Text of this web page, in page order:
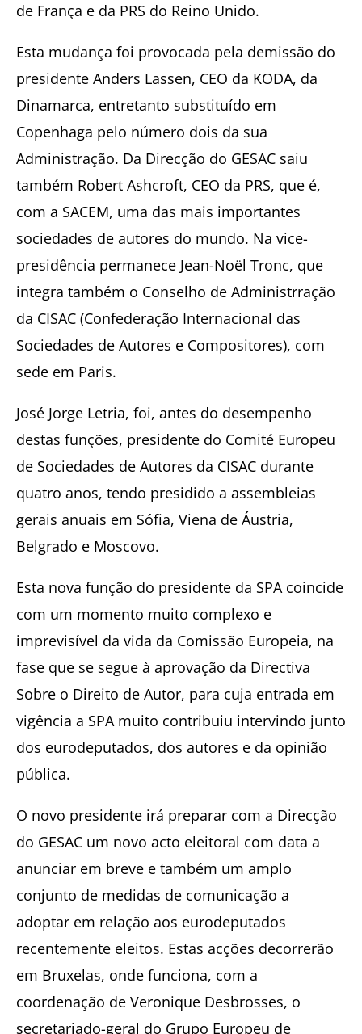
de França e da PRS do Reino Unido.
Esta mudança foi provocada pela demissão do
presidente Anders Lassen, CEO da KODA, da
Dinamarca, entretanto substituído em
Copenhaga pelo número dois da sua
Administração. Da Direcção do GESAC saiu
também Robert Ashcroft, CEO da PRS, que é,
com a SACEM, uma das mais importantes
sociedades de autores do mundo. Na vice-
presidência permanece Jean-Noël Tronc, que
integra também o Conselho de Administrração
da CISAC (Confederação Internacional das
Sociedades de Autores e Compositores), com
sede em Paris.
José Jorge Letria, foi, antes do desempenho
destas funções, presidente do Comité Europeu
de Sociedades de Autores da CISAC durante
quatro anos, tendo presidido a assembleias
gerais anuais em Sófia, Viena de Áustria,
Belgrado e Moscovo.
Esta nova função do presidente da SPA coincide
com um momento muito complexo e
imprevisível da vida da Comissão Europeia, na
fase que se segue à aprovação da Directiva
Sobre o Direito de Autor, para cuja entrada em
vigência a SPA muito contribuiu intervindo junto
dos eurodeputados, dos autores e da opinião
pública.
O novo presidente irá preparar com a Direcção
do GESAC um novo acto eleitoral com data a
anunciar em breve e também um amplo
conjunto de medidas de comunicação a
adoptar em relação aos eurodeputados
recentemente eleitos. Estas acções decorrerão
em Bruxelas, onde funciona, com a
coordenação de Veronique Desbrosses, o
secretariado-geral do Grupo Europeu de